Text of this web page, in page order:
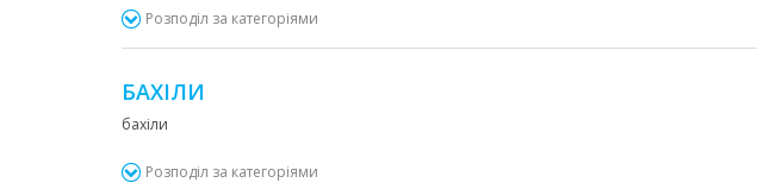
Розподіл за категоріями
БАХІЛИ
бахіли
Розподіл за категоріями